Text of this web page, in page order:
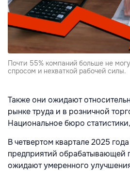
Почти 55% компаний больше не
спросом и нехваткой рабочей силы.
Также они ожидают
рынке труда и в розничной
Национальное бюро
В четвертом квартале 2025
предприятий обрабатывающей
ожидают умеренного